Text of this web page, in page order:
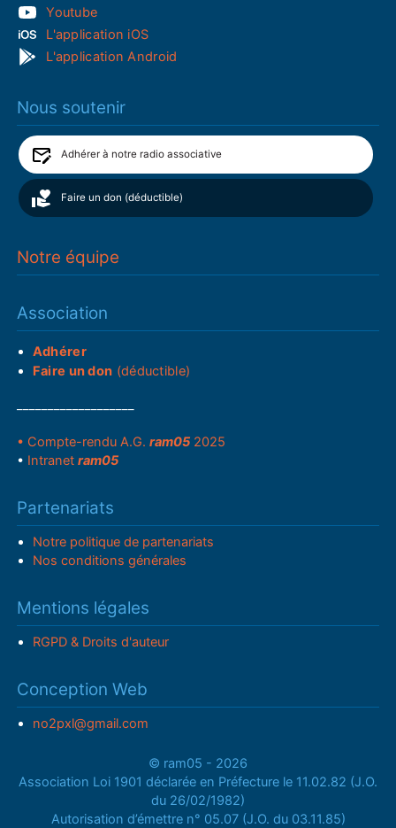
Youtube
L'application iOS
L'application Android
Nous soutenir
Adhérer à notre radio associative
Faire un don (déductible)
Notre équipe
Association
Adhérer
Faire un don (déductible)
• Compte-rendu A.G.ram05 2025
• Intranetram05
Partenariats
Notre politique de partenariats
Nos conditions générales
Mentions légales
RGPD & Droits d'auteur
Conception Web
no2pxl@gmail.com
© ram05 - 2026
Association Loi 1901 déclarée en Préfecture le 11.02.82 (J.O.
du 26/02/1982)
Autorisation d’émettre n° 05.07 (J.O. du 03.11.85)